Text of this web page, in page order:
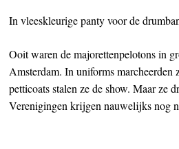
In vleeskleurige panty voor de
Ooit waren de majorettenpelotons in
Amsterdam. In uniforms marcheerden
petticoats stalen ze de show. Maar ze
Verenigingen krijgen nauwelijks nog